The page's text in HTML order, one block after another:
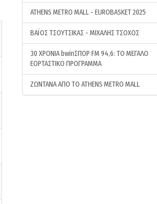
ATHENS METRO MALL - EUROBASKET 2025
ΒΑΪΟΣ ΤΣΟΥΤΣΙΚΑΣ - ΜΙΧΑΛΗΣ ΤΣΟΧΟΣ
30 ΧΡΟΝΙΑ bwinΣΠΟΡ FM 94,6: ΤΟ ΜΕΓΑΛΟ
ΕΟΡΤΑΣΤΙΚΟ ΠΡΟΓΡΑΜΜΑ
ΖΩΝΤΑΝΑ ΑΠΟ ΤΟ ATHENS METRO MALL